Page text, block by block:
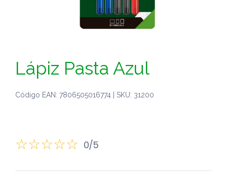
Lápiz Pasta Azul
Código EAN: 7806505016774 | SKU: 31200
0/5